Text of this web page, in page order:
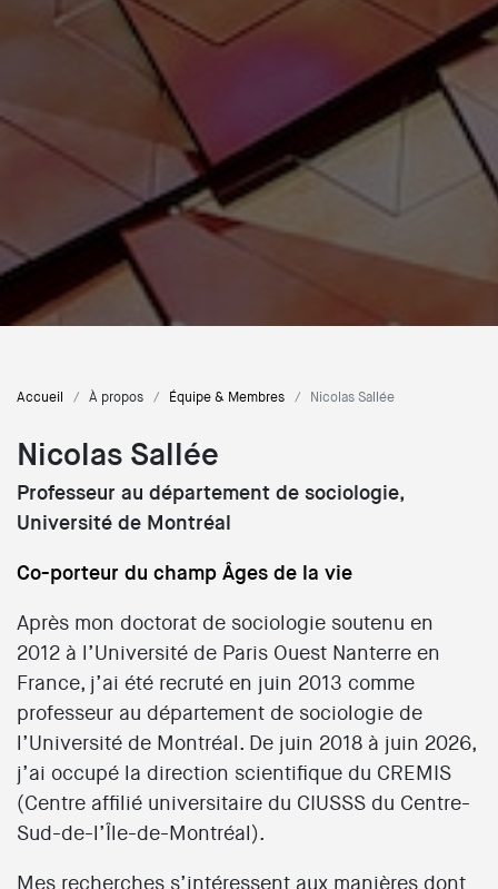
Accueil À propos Équipe & Membres Nicolas Sallée
Nicolas Sallée
Professeur au département de sociologie,
Université de Montréal
Co-porteur du champ Âges de la vie
Après mon doctorat de sociologie soutenu en
2012 à l’Université de Paris Ouest Nanterre en
France, j’ai été recruté en juin 2013 comme
professeur au département de sociologie de
l’Université de Montréal. De juin 2018 à juin 2026,
j’ai occupé la direction scientifique du CREMIS
(Centre affilié universitaire du CIUSSS du Centre-
Sud-de-l’Île-de-Montréal).
Mes recherches s’intéressent aux manières dont